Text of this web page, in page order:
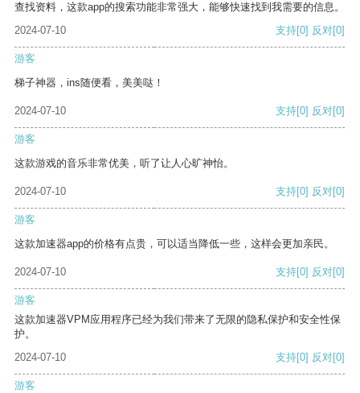
查找资料，这款app的搜索功能非常强大，能够快速找到我需要的信息。
2024-07-10
支持[0] 反对[0]
游客
梯子神器，ins随便看，美美哒！
2024-07-10 支持[0] 反对[0]
游客
这款游戏的音乐非常优美，听了让人心旷神怡。
2024-07-10 支持[0] 反对[0]
游客
这款加速器app的价格有点贵，可以适当降低一些，这样会更加亲民。
2024-07-10 支持[0] 反对[0]
游客
这款加速器VPM应用程序已经为我们带来了无限的隐私保护和安全性保
护。
2024-07-10
支持[0] 反对[0]
游客